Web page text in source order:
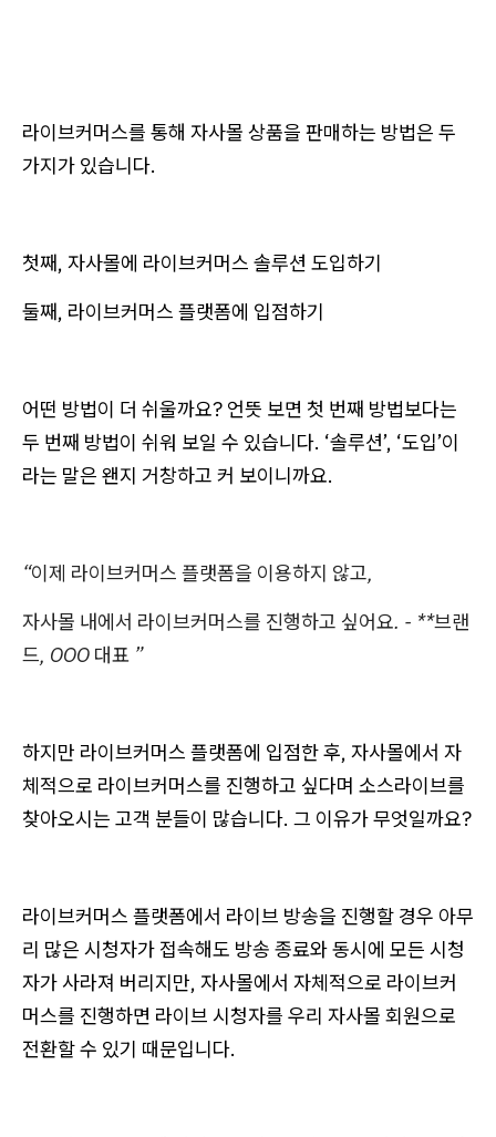
라이브커머스를 통해 자사몰 상품을 판매하는 방법은 두
가지가 있습니다.
첫째, 자사몰에 라이브커머스 솔루션 도입하기
둘째, 라이브커머스 플랫폼에 입점하기
어떤 방법이 더 쉬울까요? 언뜻 보면 첫 번째 방법보다는
두 번째 방법이 쉬워 보일 수 있습니다. ‘솔루션’, ‘도입’이
라는 말은 왠지 거창하고 커 보이니까요.
“이제 라이브커머스 플랫폼을 이용하지 않고,
자사몰 내에서 라이브커머스를 진행하고 싶어요. - **브랜
드, OOO 대표 ”
하지만 라이브커머스 플랫폼에 입점한 후, 자사몰에서 자
체적으로 라이브커머스를 진행하고 싶다며 소스라이브를
찾아오시는 고객 분들이 많습니다. 그 이유가 무엇일까요?
라이브커머스 플랫폼에서 라이브 방송을 진행할 경우 아무
리 많은 시청자가 접속해도 방송 종료와 동시에 모든 시청
자가 사라져 버리지만, 자사몰에서 자체적으로 라이브커
머스를 진행하면 라이브 시청자를 우리 자사몰 회원으로
전환할 수 있기 때문입니다.